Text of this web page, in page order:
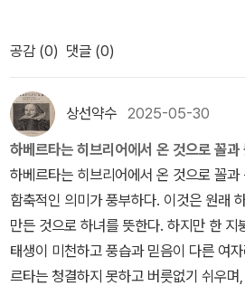
는 성실은 쉬워보이지만 한편으로는 둘
다른 게 아닐까, 하고 불성실하고 열정 결
공감 (0) 댓글 (0)
상선약수 2025-05-30
하베르타는 히브리어에서 온 것으로 꼴과
하베르타는 히브리어에서 온 것으로 꼴
함축적인 의미가 풍부하다. 이것은 원래
만든 것으로 하녀를 뜻한다. 하지만 한 지
태생이 미천하고 풍습과 믿음이 다른 여
르타는 청결하지 못하고 버릇없기 쉬우며